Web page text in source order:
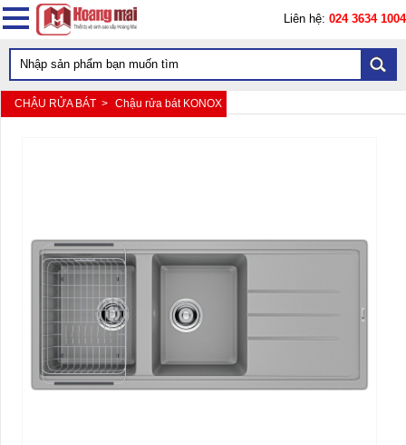
Liên hệ: 024 3634 1004
CHẬU RỬA BÁT > Chậu rửa bát KONOX